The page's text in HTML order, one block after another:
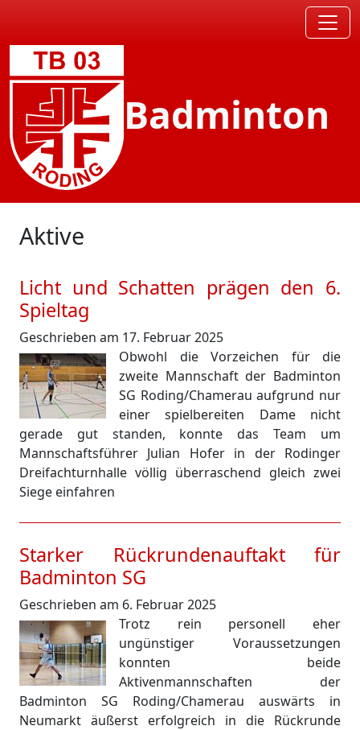
Badminton
Aktive
Licht und Schatten prägen den 6.
Spieltag
Geschrieben am 17. Februar 2025
Obwohl die Vorzeichen für die
zweite Mannschaft der Badminton
SG Roding/Chamerau aufgrund nur
einer spielbereiten Dame nicht
gerade gut standen, konnte das Team um
Mannschaftsführer Julian Hofer in der Rodinger
Dreifachturnhalle völlig überraschend gleich zwei
Siege einfahren
Starker Rückrundenauftakt für
Badminton SG
Geschrieben am 6. Februar 2025
Trotz rein personell eher
ungünstiger Voraussetzungen
konnten beide
Aktivenmannschaften der
Badminton SG Roding/Chamerau auswärts in
Neumarkt äußerst erfolgreich in die Rückrunde